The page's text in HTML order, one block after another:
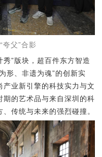
父”合影
”版块，超百件东方智造
形、非遗为魂”的创新实
业新引擎的科技实力与文
的艺术品与来自深圳的科
传统与未来的强烈碰撞。